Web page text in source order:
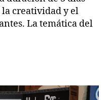
creatividad y el
La temática del